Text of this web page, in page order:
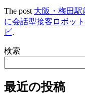
The post 大阪・梅田
に会話型接客ロボット
ビ.
検索
最近の投稿